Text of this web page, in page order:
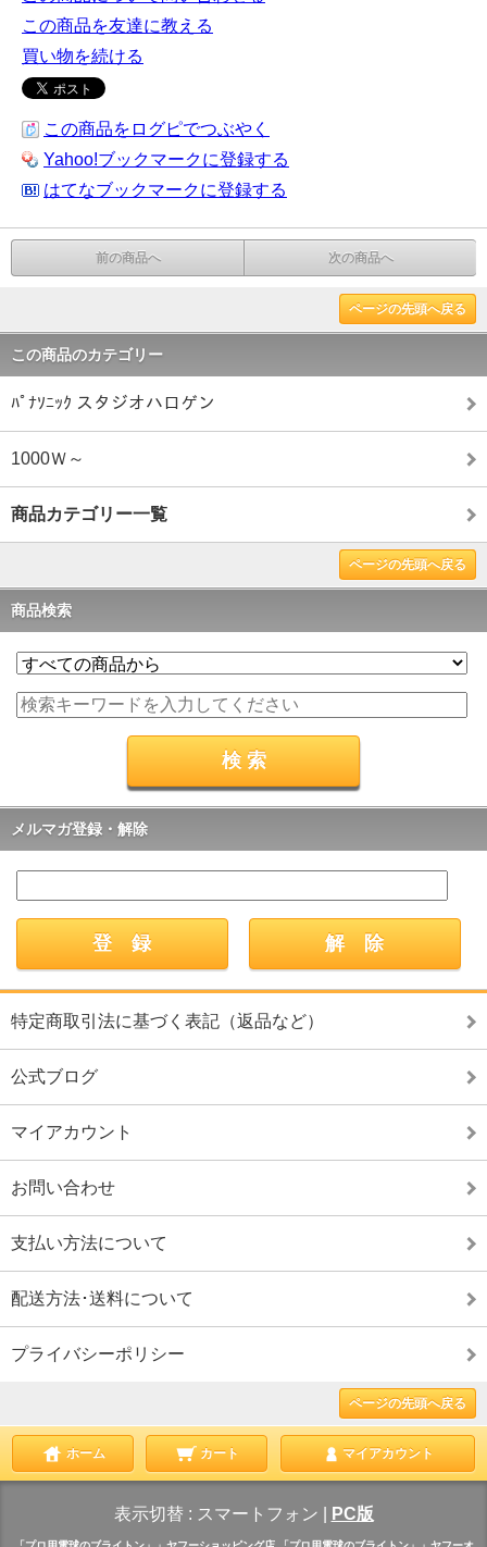
この商品を友達に教える
買い物を続ける
この商品をログピでつぶやく
Yahoo!ブックマークに登録する
はてなブックマークに登録する
前の商品へ 次の商品へ
ページの先頭へ戻る
この商品のカテゴリー
ﾊﾟﾅｿﾆｯｸ スタジオハロゲン
1000Ｗ～
商品カテゴリー一覧
ページの先頭へ戻る
商品検索
メルマガ登録・解除
特定商取引法に基づく表記（返品など）
公式ブログ
マイアカウント
お問い合わせ
支払い方法について
配送方法･送料について
プライバシーポリシー
ページの先頭へ戻る
ホーム カート マイアカウント
表示切替 : スマートフォン PC版